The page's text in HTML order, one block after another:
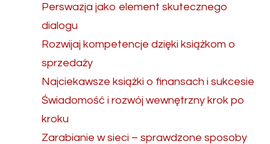
Perswazja jako element skutecznego
dialogu
Rozwijaj kompetencje dzięki książkom o
sprzedaży
Najciekawsze książki o finansach i sukcesie
Świadomość i rozwój wewnętrzny krok po
kroku
Zarabianie w sieci – sprawdzone sposoby